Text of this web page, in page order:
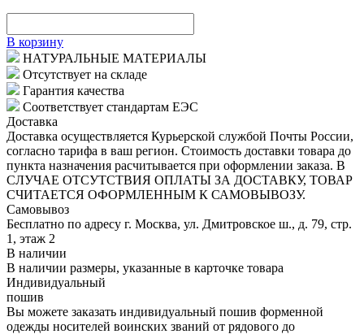
В корзину
НАТУРАЛЬНЫЕ МАТЕРИАЛЫ
Отсутствует на складе
Гарантия качества
Соответствует стандартам ЕЭС
Доставка
Доставка осуществляется Курьерской службой Почты России,
согласно тарифа в ваш регион. Стоимость доставки товара до
пункта назначения расчитывается при оформлении заказа. В
СЛУЧАЕ ОТСУТСТВИЯ ОПЛАТЫ ЗА ДОСТАВКУ, ТОВАР
СЧИТАЕТСЯ ОФОРМЛЕННЫМ К САМОВЫВОЗУ.
Самовывоз
Бесплатно по адресу г. Москва, ул. Дмитровское ш., д. 79, стр.
1, этаж 2
В наличии
В наличии размеры, указанные в карточке товара
Индивидуальный
пошив
Вы можете заказать индивидуальный пошив форменной
одежды носителей воинских званий от рядового до